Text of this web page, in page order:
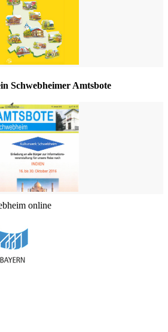
Schwebheimer Amtsbote
online